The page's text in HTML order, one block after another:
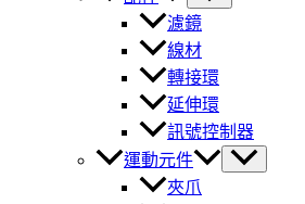
濾鏡
線材
轉接環
延伸環
訊號控制器
運動元件
夾爪